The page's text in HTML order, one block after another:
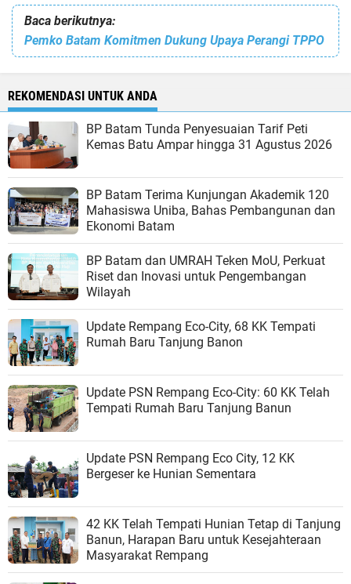
Baca berikutnya:
Pemko Batam Komitmen Dukung Upaya Perangi TPPO
REKOMENDASI UNTUK ANDA
BP Batam Tunda Penyesuaian Tarif Peti
Kemas Batu Ampar hingga 31 Agustus 2026
BP Batam Terima Kunjungan Akademik 120
Mahasiswa Uniba, Bahas Pembangunan dan
Ekonomi Batam
BP Batam dan UMRAH Teken MoU, Perkuat
Riset dan Inovasi untuk Pengembangan
Wilayah
Update Rempang Eco-City, 68 KK Tempati
Rumah Baru Tanjung Banon
Update PSN Rempang Eco-City: 60 KK Telah
Tempati Rumah Baru Tanjung Banun
Update PSN Rempang Eco City, 12 KK
Bergeser ke Hunian Sementara
42 KK Telah Tempati Hunian Tetap di Tanjung
Banun, Harapan Baru untuk Kesejahteraan
Masyarakat Rempang